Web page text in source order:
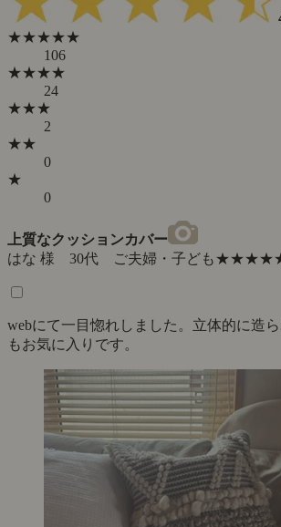
★★★★★
106
★★★★
24
★★★
2
★★
0
★
0
上質なクッションカバー
はな 様 30代 ご夫婦・子ども
webにて一目惚れしました。立体的に造
もお気に入りです。